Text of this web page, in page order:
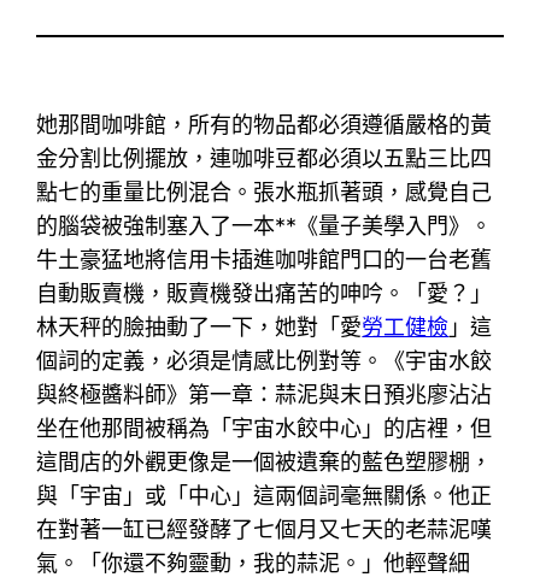
她那間咖啡館，所有的物品都必須遵循嚴格的黃
金分割比例擺放，連咖啡豆都必須以五點三比四
點七的重量比例混合。張水瓶抓著頭，感覺自己
的腦袋被強制塞入了一本**《量子美學入門》。
牛土豪猛地將信用卡插進咖啡館門口的一台老舊
自動販賣機，販賣機發出痛苦的呻吟。「愛？」
林天秤的臉抽動了一下，她對「愛勞工健檢 」這
個詞的定義，必須是情感比例對等。《宇宙水餃
與終極醬料師》第一章：蒜泥與末日預兆廖沾沾
坐在他那間被稱為「宇宙水餃中心」的店裡，但
這間店的外觀更像是一個被遺棄的藍色塑膠棚，
與「宇宙」或「中心」這兩個詞毫無關係。他正
在對著一缸已經發酵了七個月又七天的老蒜泥嘆
氣。「你還不夠靈動，我的蒜泥。」他輕聲細